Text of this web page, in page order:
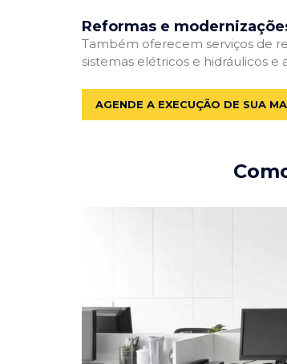
Reformas e
Também oferecem serviços de
sistemas elétricos e hidráulicos
AGENDE A EXECUÇÃO DE SUA